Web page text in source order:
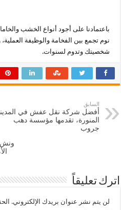
باعتمادنا على أجود أنواع الخشب
نوم تجمع بين الفخامة والوظيفة
شخصيتك وتدوم لسنوات.
السابق
أفضل شركة نقل عفش في
المنورة، تقدمها مؤسسة دهب
جروب
ونش
اترك تعليقاً
لن يتم نشر عنوان بريدك الإلكتروني.